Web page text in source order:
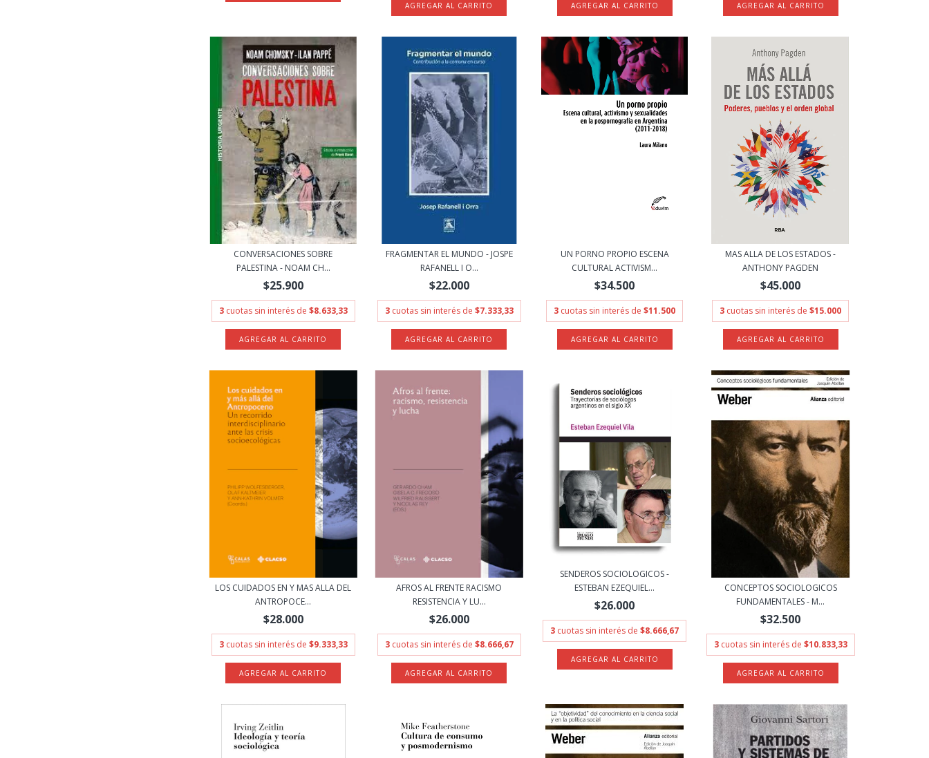
CONVERSACIONES SOBRE
PALESTINA - NOAM CH...
$25.900
3 cuotas sin interés de $8.633,33
FRAGMENTAR EL MUNDO - JOSPE
RAFANELL I O...
$22.000
3 cuotas sin interés de $7.333,33
UN PORNO PROPIO ESCENA
CULTURAL ACTIVISM...
$34.500
3 cuotas sin interés de$11.500
MAS ALLA DE LOS ESTADOS -
ANTHONY PAGDEN
$45.000
3 cuotas sin interés de$15.000
LOS CUIDADOS EN Y MAS ALLA DEL
ANTROPOCE...
$28.000
3 cuotas sin interés de $9.333,33
AFROS AL FRENTE RACISMO
RESISTENCIA Y LU...
$26.000
3 cuotas sin interés de $8.666,67
SENDEROS SOCIOLOGICOS -
ESTEBAN EZEQUIEL...
$26.000
3 cuotas sin interés de$8.666,67
CONCEPTOS SOCIOLOGICOS
FUNDAMENTALES - M...
$32.500
3 cuotas sin interés de $10.833,33